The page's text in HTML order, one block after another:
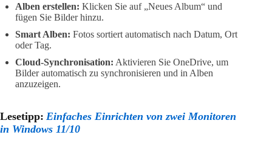
Alben erstellen: Klicken Sie auf „Neues Album“ und
fügen Sie Bilder hinzu.
Smart Alben: Fotos sortiert automatisch nach Datum, Ort
oder Tag.
Cloud-Synchronisation: Aktivieren Sie OneDrive, um
Bilder automatisch zu synchronisieren und in Alben
anzuzeigen.
Lesetipp: Einfaches Einrichten von zwei Monitoren
in Windows 11/10